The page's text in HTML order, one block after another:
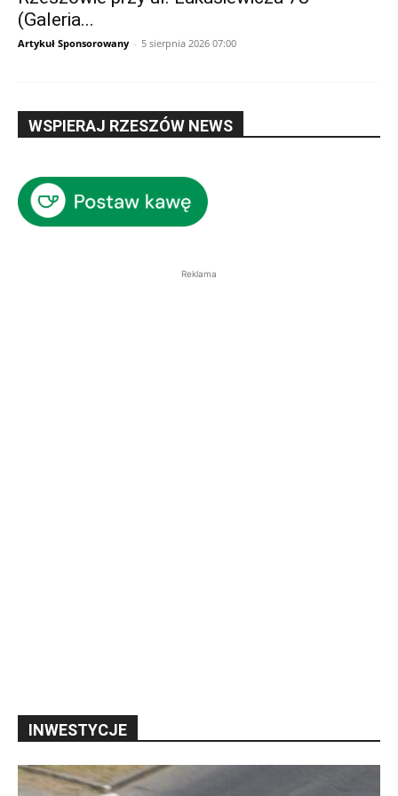
(Galeria...
Artykuł Sponsorowany - 5 sierpnia 2026 07:00
WSPIERAJ RZESZÓW NEWS
Reklama
INWESTYCJE